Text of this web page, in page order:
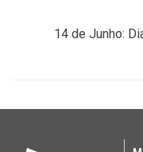
14 de Junho: